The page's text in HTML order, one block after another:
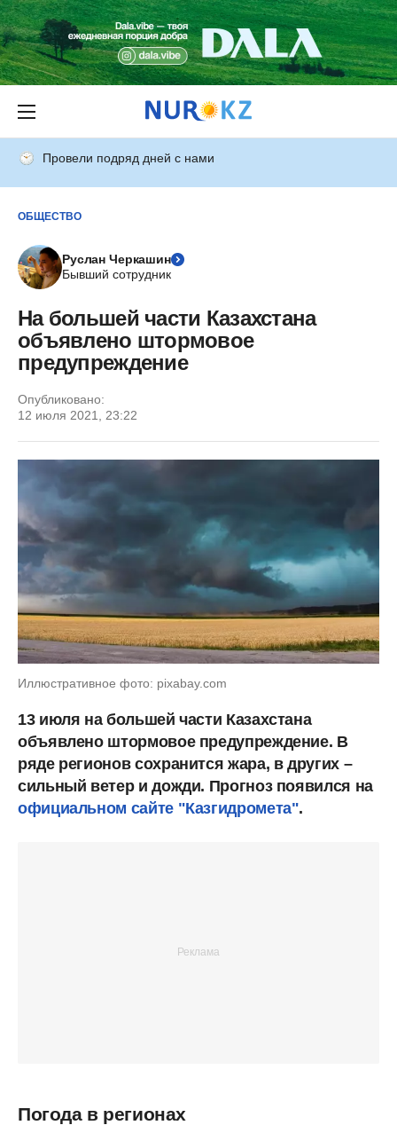
Провели подряд дней с нами
ОБЩЕСТВО
Руслан Черкашин
Бывший сотрудник
На большей части Казахстана
объявлено штормовое
предупреждение
Опубликовано:
12 июля 2021, 23:22
Иллюстративное фото: pixabay.com
13 июля на большей части Казахстана
объявлено штормовое предупреждение. В
ряде регионов сохранится жара, в других –
сильный ветер и дожди. Прогноз появился на
официальном сайте "Казгидромета".
Погода в регионах